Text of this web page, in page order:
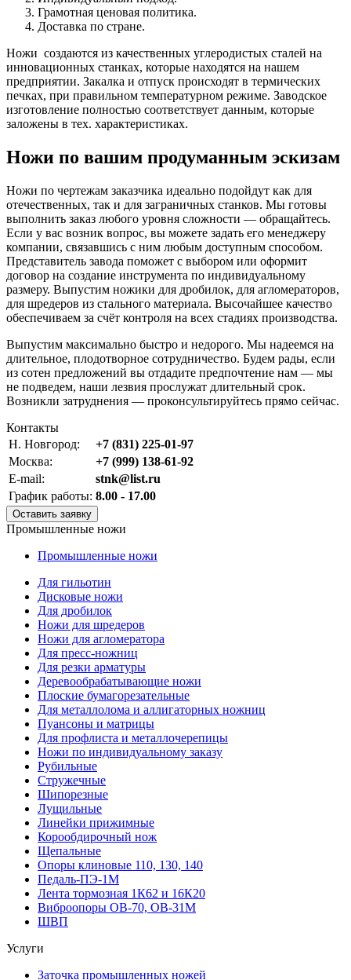
Грамотная ценовая политика.
Доставка по стране.
Ножи создаются из качественных углеродистых сталей на
инновационных станках, которые находятся на нашем
предприятии. Закалка и отпуск происходят в термических
печках, при правильном температурном режиме. Заводское
изготовление полностью соответствует данным, которые
заложены в тех. характеристиках.
Ножи по вашим продуманным эскизам
Ножи по чертежам заказчика идеально подойдут как для
отечественных, так и для заграничных станков. Мы готовы
выполнить заказ любого уровня сложности — обращайтесь.
Если у вас возник вопрос, вы можете задать его менеджеру
компании, связавшись с ним любым доступным способом.
Представитель завода поможет с выбором или оформит
договор на создание инструмента по индивидуальному
размеру. Выпустим ножики для дробилок, для агломераторов,
для шредеров из стального материала. Высочайшее качество
обеспечиваем за счёт контроля на всех стадиях производства.
Выпустим максимально быстро и недорого. Мы надеемся на
длительное, плодотворное сотрудничество. Будем рады, если
из сотен предложений вы отдадите предпочтение нам — мы
не подведем, наши лезвия прослужат длительный срок.
Возникли затруднения — проконсультируйтесь прямо сейчас.
Контакты
Н. Новгород:
+7 (831) 225-01-97
Москва:
+7 (999) 138-61-92
E-mail:
stnk@list.ru
График работы: 8.00 - 17.00
Оставить заявку
Промышленные ножи
Промышленные ножи
Для гильотин
Дисковые ножи
Для дробилок
Ножи для шредеров
Ножи для агломератора
Для пресс-ножниц
Для резки арматуры
Деревообрабатывающие ножи
Плоские бумагорезательные
Для металлолома и аллигаторных ножниц
Пуансоны и матрицы
Для профлиста и металлочерепицы
Ножи по индивидуальному заказу
Рубильные
Стружечные
Шипорезные
Лущильные
Линейки прижимные
Корообдирочный нож
Щепальные
Опоры клиновые 110, 130, 140
Педаль-ПЭ-1М
Лента тормозная 1К62 и 16К20
Виброопоры OB-70, OB-31M
ШВП
Услуги
Заточка промышленных ножей